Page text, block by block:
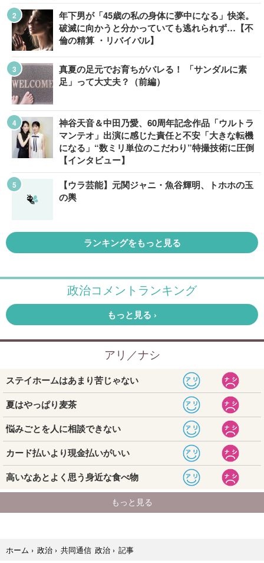
年下男が「45歳の私の身体に夢中になる」快楽。
破滅に向かうと分かっていても逃れられず…【不
倫の精算 ・リバイバル】
真夏の足元でお育ちがバレる！ 「サンダルに素
足」って大丈夫？（前編）
神谷天音＆中田乃愛、60周年記念作品「ウルトラ
マンテオ」出演に感じた責任と不安「大きな転機
になる」“数ミリ単位のこだわり”特撮技術に圧倒
【インタビュー】
【ウラ芸能】元関ジャニ・魚谷輝明、トホホの玉
の輿
ランキングをもっと見る
ホーム › 政治 › 共同通信 政治 › 記事